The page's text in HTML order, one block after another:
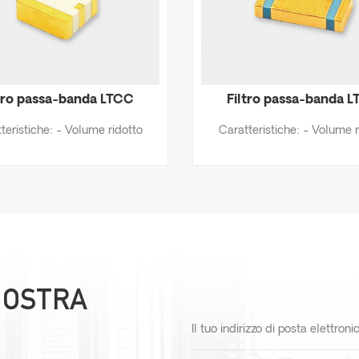
passa-banda LTCC
- Volume ridotto
Filtro passa-banda
Caratteristiche: - Volume